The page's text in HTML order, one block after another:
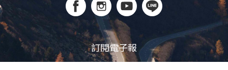
訂閱電子報